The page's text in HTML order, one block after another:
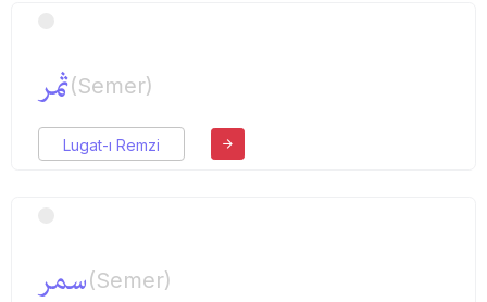
ثمر(Semer)
Lugat-ı Remzi
سمر(Semer)